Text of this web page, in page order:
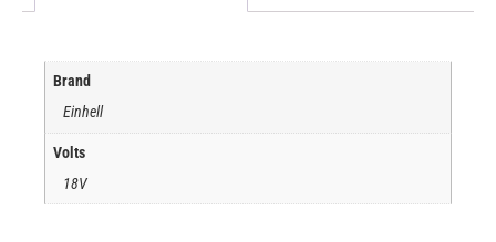
Brand
Einhell
Volts
18V